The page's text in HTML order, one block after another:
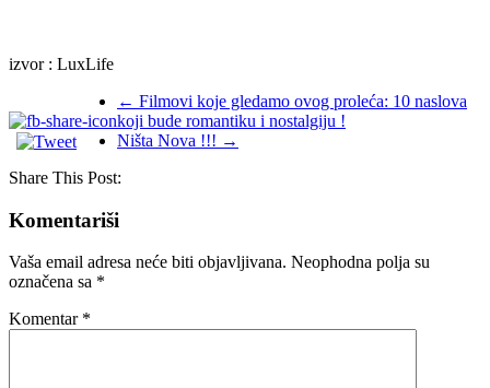
izvor : LuxLife
← Filmovi koje gledamo ovog proleća: 10 naslova
koji bude romantiku i nostalgiju !
Ništa Nova !!! →
Share This Post:
Komentariši
Vaša email adresa neće biti objavljivana. Neophodna polja su
označena sa *
Komentar *